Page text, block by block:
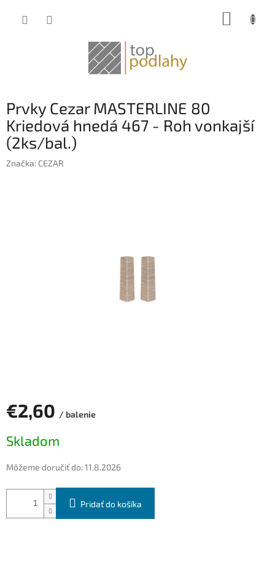
Prvky Cezar MASTERLINE 80
Kriedová hnedá 467 - Roh vonkajší
(2ks/bal.)
Značka: CEZAR
€2,60 / balenie
cena:
Skladom
Môžeme doručiť do:11.8.2026
Pridať do košíka